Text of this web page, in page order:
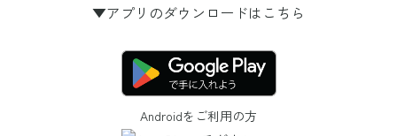
▼アプリのダウンロードはこちら
Androidをご利用の方